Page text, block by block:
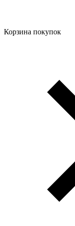
Корзина покупок